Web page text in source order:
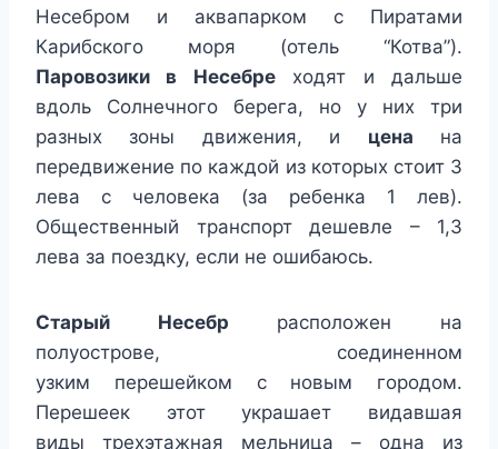
Несебром и аквапарком с Пиратами
Карибского моря (отель “Котва”).
Паровозики в Несебреходят и дальше
вдоль Солнечного берега, но у них три
разных зоны движения, и цена на
передвижение по каждой из которых стоит 3
лева с человека (за ребенка 1 лев).
Общественный транспорт дешевле – 1,3
лева за поездку, если не ошибаюсь.
Старый Несебр расположен на
полуострове, соединенном
узким перешейком с новым городом.
Перешеек этот украшает видавшая
виды трехэтажная мельница – одна из